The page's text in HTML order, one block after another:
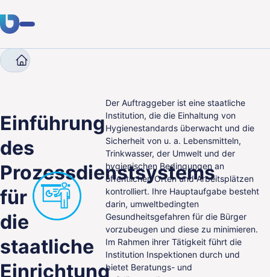
Fachwissen
Branchen
Über uns
Karriere
Blog
Kontakt aufnehmen
Einführung
des
Prozessdienstsystems
für
die
staatliche
Einrichtung
Der Auftraggeber ist eine staatliche
Institution, die die Einhaltung von
Hygienestandards überwacht und die
Sicherheit von u. a. Lebensmitteln,
Trinkwasser, der Umwelt und der
hygienischen Bedingungen an
öffentlichen Orten und Arbeitsplätzen
kontrolliert. Ihre Hauptaufgabe besteht
darin, umweltbedingten
Gesundheitsgefahren für die Bürger
vorzubeugen und diese zu minimieren.
Im Rahmen ihrer Tätigkeit führt die
Institution Inspektionen durch und
bietet Beratungs- und